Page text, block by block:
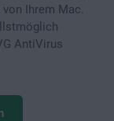
Ihrem Mac.
AntiVirus